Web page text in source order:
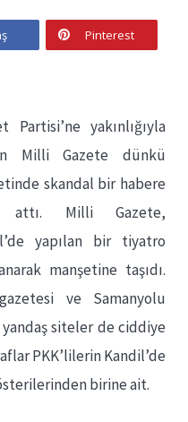
Pinterest
Partisi’ne yakınlığıyla
Milli Gazete dünkü
skandal bir habere
attı. Milli Gazete,
yapılan bir tiyatro
manşetine taşıdı.
ve Samanyolu
siteler de ciddiye
PKK’lilerin Kandil’de
birine ait.